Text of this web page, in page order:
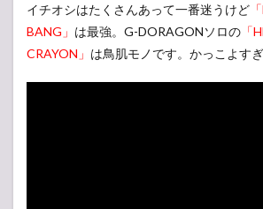
イチオシはたくさんあって一番迷うけど
BANG」 は最強。G-DORAGONソロの 「
CRAYON」 は鳥肌モノです。かっこよすぎ